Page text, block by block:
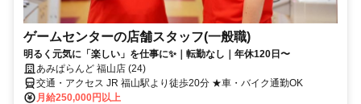
ゲームセンターの店舗スタッフ(一般職)
明るく元気に「楽しい」を仕事に✨｜転勤なし｜年休120日〜
あみぱらんど 福山店 (24)
交通・アクセス JR 福山駅より徒歩20分 ★車・バイク通勤OK
月給250,000円以上